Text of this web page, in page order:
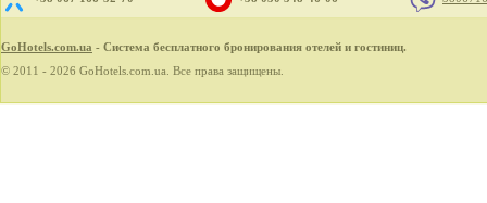
GoHotels.com.ua - Система бесплатного бронирования отелей и гостиниц.
© 2011 - 2026 GoHotels.com.ua. Все права защищены.